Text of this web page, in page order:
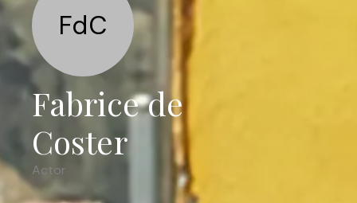
FdC
Fabrice de
Coster
Actor